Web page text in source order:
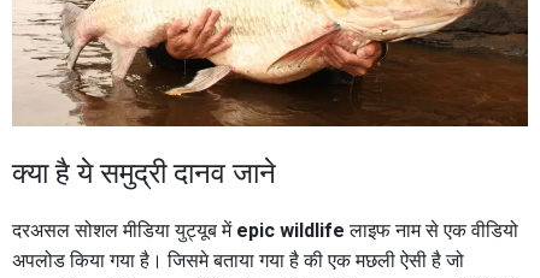
क्या है ये समुद्री दानव जाने
दरअसल सोशल मीडिया युट्यूब में epic wildlife लाइफ नाम से एक वीडियो
अपलोड किया गया है। जिसमे बताया गया है की एक मछली ऐसी है जो